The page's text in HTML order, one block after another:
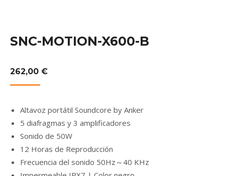
SNC-MOTION-X600-B
262,00 €
Altavoz portátil Soundcore by Anker
5 diafragmas y 3 amplificadores
Sonido de 50W
12 Horas de Reproducción
Frecuencia del sonido 50Hz～40 KHz